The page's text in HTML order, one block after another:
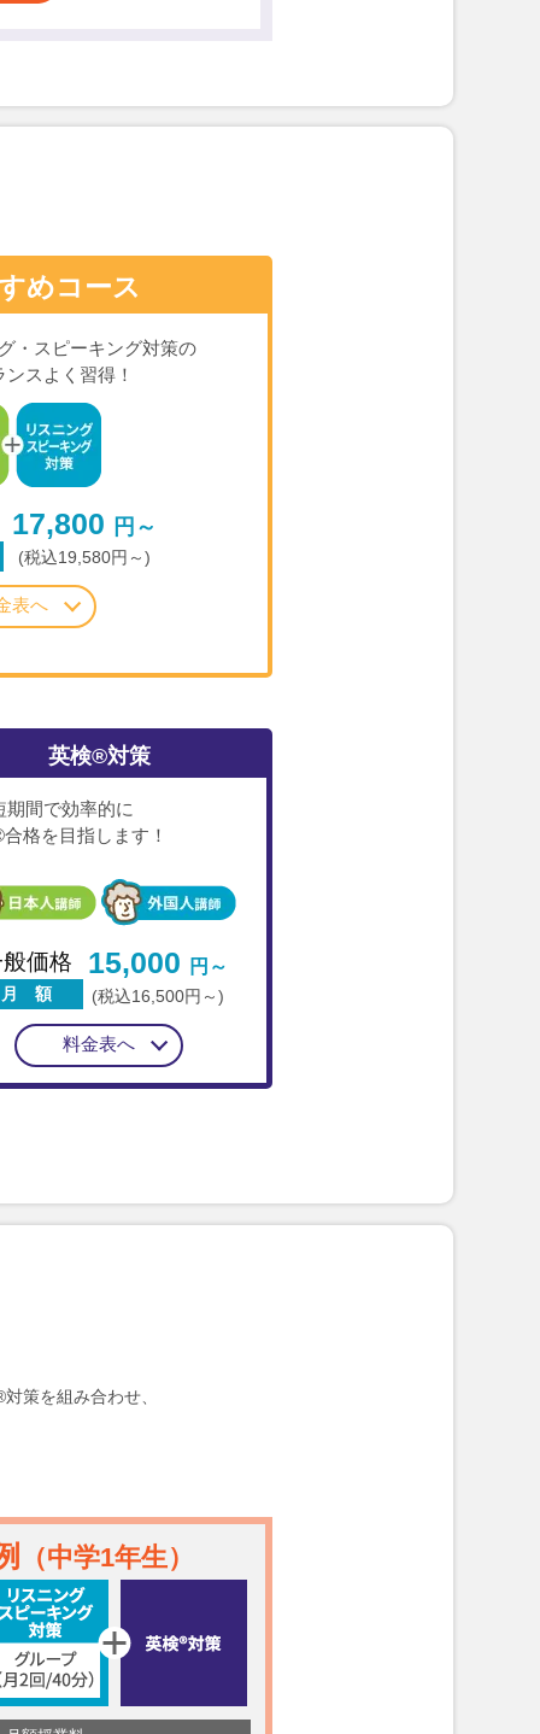
めコース
・スピーキング対策の
スよく習得！
17,800 円～
(税込19,580円～)
表へ
英検®対策
期間で効率的に
格を目指します！
価格
月 額
15,000 円～
(税込16,500円～)
料金表へ
策を組み合わせ、
（中学1年生）